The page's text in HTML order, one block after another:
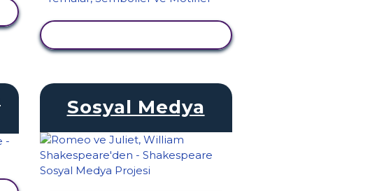
Sosyal Medya